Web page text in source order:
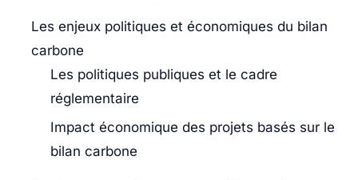
Les enjeux politiques et économiques du bilan
carbone
Les politiques publiques et le cadre
réglementaire
Impact économique des projets basés sur le
bilan carbone